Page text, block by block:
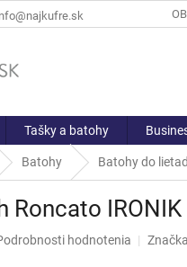
Tašky a batohy
Batohy Batohy do
Roncato IRONIK
hodnotenia